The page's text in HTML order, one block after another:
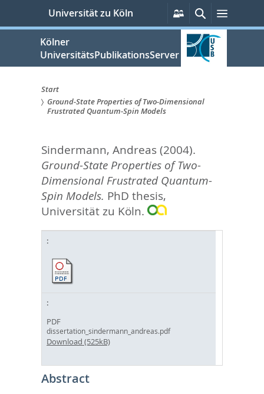
springen
Universität zu Köln
Persönliche
Services
SucheMenü
Kölner
UniversitätsPublikationsServer
Sie
hier:
Start
Ground-State Properties of Two-Dimensional
Frustrated Quantum-Spin Models
Sindermann, Andreas(2004).
Ground-State Properties of Two-
Dimensional Frustrated Quantum-
Spin Models. PhD thesis,
Universität zu Köln.
PDF
dissertation_sindermann_andreas.pdf
Download (525kB)
Abstract